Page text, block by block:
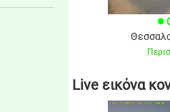
brightness_1
Live εικόνα